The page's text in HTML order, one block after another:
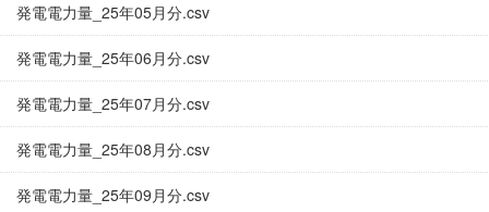
発電電力量_25年05月分.csv
発電電力量_25年06月分.csv
発電電力量_25年07月分.csv
発電電力量_25年08月分.csv
発電電力量_25年09月分.csv